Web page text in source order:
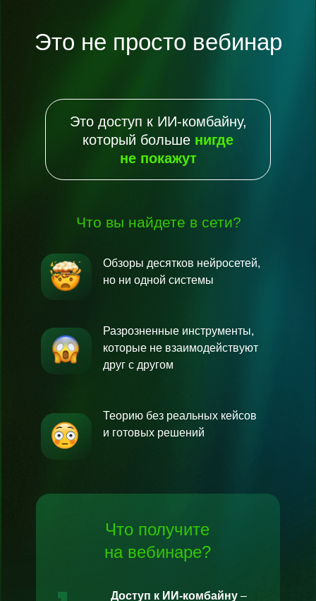
Это не просто вебинар
Что вы найдете в сети?
Это доступ к ИИ-комбайну,
который больше нигде
не покажут
Обзоры десятков нейросетей,
но ни одной системы
Разрозненные инструменты,
которые не взаимодействуют
друг с другом
Теорию без реальных кейсов
и готовых решений
Доступ к ИИ-комбайну –
Что получите
на вебинаре?